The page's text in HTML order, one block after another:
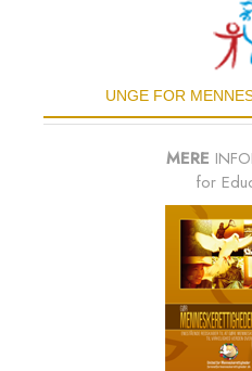
UNGE FOR
MERE
for